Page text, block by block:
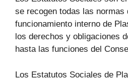
se recogen todas las normas
funcionamiento interno de
los derechos y obligaciones
hasta las funciones del
Los Estatutos Sociales de